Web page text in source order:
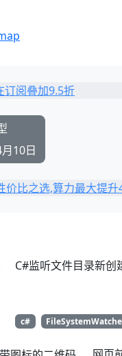
10日
C#监听文件目录新创
c#